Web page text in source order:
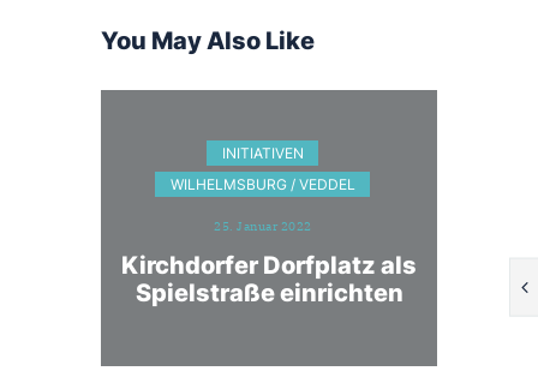
You May Also Like
INITIATIVEN
WILHELMSBURG / VEDDEL
25. Januar 2022
Kirchdorfer Dorfplatz als
Spielstraße einrichten